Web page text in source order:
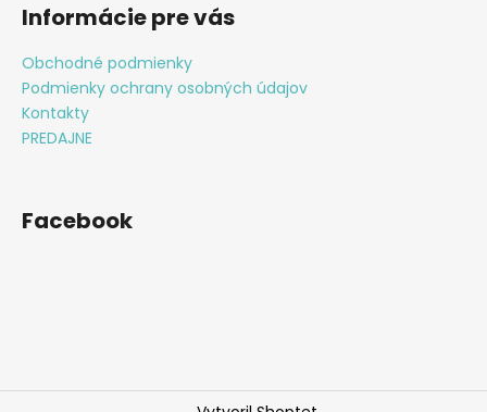
Informácie pre vás
Obchodné podmienky
Podmienky ochrany osobných údajov
Kontakty
PREDAJNE
Facebook